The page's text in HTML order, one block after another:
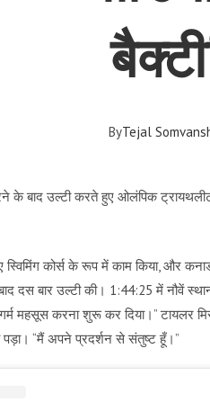
ByTejal
कोर्स के रूप में काम किया, और
दस बार उल्टी की। 1:44:25 में नौवें
महसूस करना शुरू कर दिया।” टायलर
“मैं अपने प्रदर्शन से संतुष्ट हूँ।”